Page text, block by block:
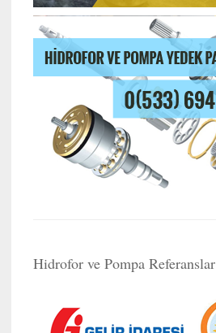
Hidrofor ve Pompa Referanslar